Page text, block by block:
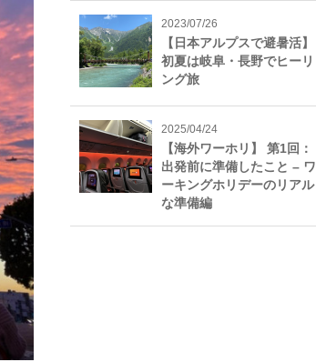
2023/07/26
【日本アルプスで避暑活】
初夏は岐阜・長野でヒーリ
ング旅
2025/04/24
【海外ワーホリ】 第1回：
出発前に準備したこと – ワ
ーキングホリデーのリアル
な準備編